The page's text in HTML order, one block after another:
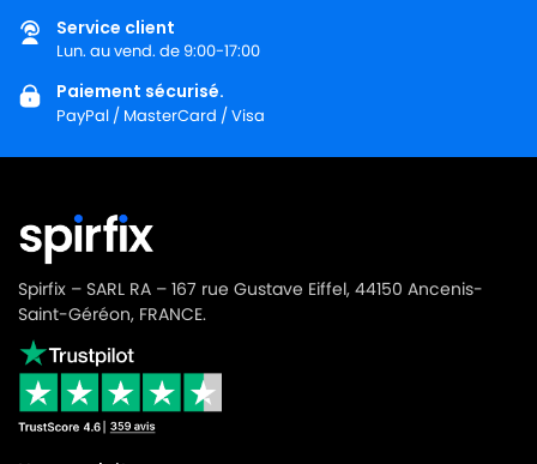
Service client
Lun. au vend. de 9:00-17:00
Paiement sécurisé.
PayPal / MasterCard / Visa
Spirfix – SARL RA – 167 rue Gustave Eiffel, 44150 Ancenis-
Saint-Géréon, FRANCE.